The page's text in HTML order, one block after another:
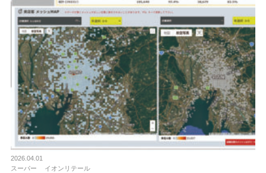
2026.04.01
スーパー
イオンリテール